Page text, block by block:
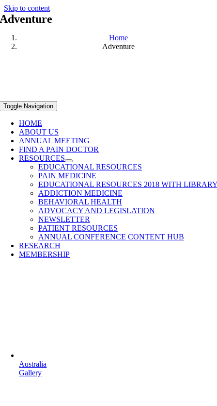
Skip to content
Toggle Navigation
HOME
ABOUT US
ANNUAL MEETING
FIND A PAIN DOCTOR
RESOURCES
EDUCATIONAL RESOURCES
PAIN MEDICINE
EDUCATIONAL RESOURCES 2018 WITH
ADDICTION MEDICINE
BEHAVIORAL HEALTH
ADVOCACY AND LEGISLATION
NEWSLETTER
PATIENT RESOURCES
ANNUAL CONFERENCE CONTENT HUB
RESEARCH
MEMBERSHIP
Adventure
Home
Adventure
Australia
Gallery